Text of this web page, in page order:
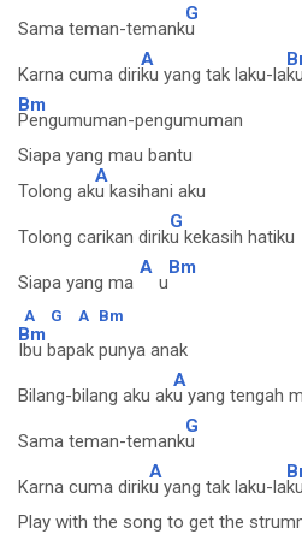
Sama teman-temank
G
u
Karna cuma diri
A
ku yang tak laku-laku
Bm
Pengumuman-pengumuman
Siapa yang mau bantu
Tolong ak
A
u kasihani aku
Tolong carikan dirik
G
u kekasih hatiku
Siapa yang ma
A
u
Bm
A G A Bm
Bm
Ibu bapak punya anak
Bilang-bilang aku ak
A
u yang tengah
Sama teman-temank
G
u
Karna cuma dirik
A
u yang tak laku-laku
Play with the song to get the